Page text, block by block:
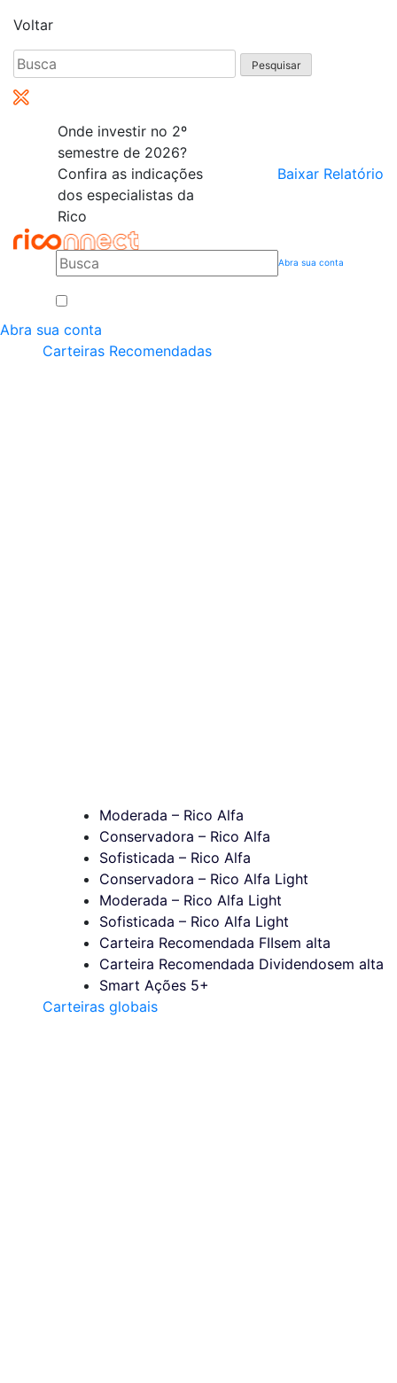
Voltar
Pesquisar
por:
Onde investir no 2º
semestre de 2026?
Confira as indicações
dos especialistas da
Rico
Baixar Relatório
Abra sua conta
Abra sua conta
Carteiras Recomendadas
Moderada – Rico Alfa
Conservadora – Rico Alfa
Sofisticada – Rico Alfa
Conservadora – Rico Alfa Light
Moderada – Rico Alfa Light
Sofisticada – Rico Alfa Light
Carteira Recomendada FIIsem alta
Carteira Recomendada Dividendosem alta
Smart Ações 5+
Carteiras globais